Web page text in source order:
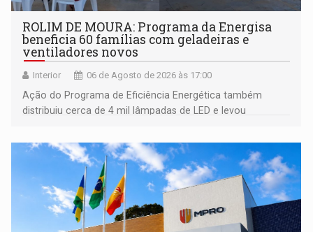
ROLIM DE MOURA: Programa da Energisa
beneficia 60 famílias com geladeiras e
ventiladores novos
Interior 06 de Agosto de 2026 às 17:00
Ação do Programa de Eficiência Energética também
distribuiu cerca de 4 mil lâmpadas de LED e levou
comunidade